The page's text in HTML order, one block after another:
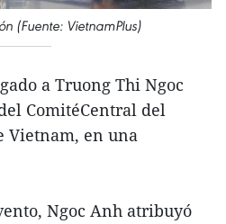
(Fuente: VietnamPlus)
a Truong Thi Ngoc
ComitéCentral del
Vietnam, en una
Ngoc Anh atribuyó